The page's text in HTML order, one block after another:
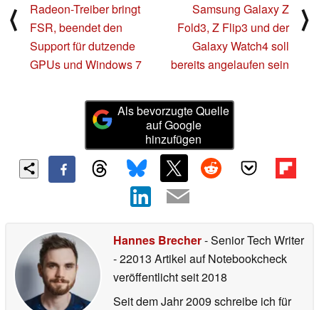
⟨
Radeon-Treiber bringt
FSR, beendet den
Support für dutzende
GPUs und Windows 7
Samsung Galaxy Z
Fold3, Z Flip3 und der
Galaxy Watch4 soll
bereits angelaufen sein
⟩
Als bevorzugte Quelle
auf Google
hinzufügen
Hannes Brecher- Senior Tech Writer
- 22013 Artikel auf Notebookcheck
veröffentlichtseit 2018
Seit dem Jahr 2009 schreibe ich für